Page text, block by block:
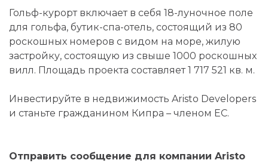
Гольф-курорт включает в себя 18-луночное поле
для гольфа, бутик-спа-отель, состоящий из 80
роскошных номеров с видом на море, жилую
застройку, состоящую из свыше 1000 роскошных
вилл. Площадь проекта составляет 1 717 521 кв. м.
Инвестируйте в недвижимость Aristo Developers
и станьте гражданином Кипра – членом ЕС.
Отправить сообщение для компании Aristo